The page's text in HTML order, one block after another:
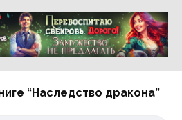
“Наследство дракона”